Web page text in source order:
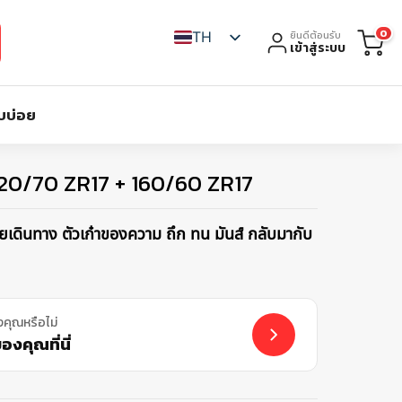
TH ยินดีต้อนรับ
เข้าสู่ระบบ
0
บ่อย
70 ZR17 + 160/60 ZR17
ดินทาง ตัวเก๋าของความ ถึก ทน มันส์ กลับมากับ
คุณหรือไม่
องคุณที่นี่